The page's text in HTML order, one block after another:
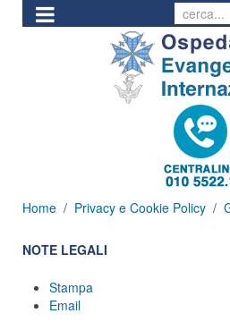
Home Privacy e Cookie Policy
NOTE LEGALI
Stampa
Email